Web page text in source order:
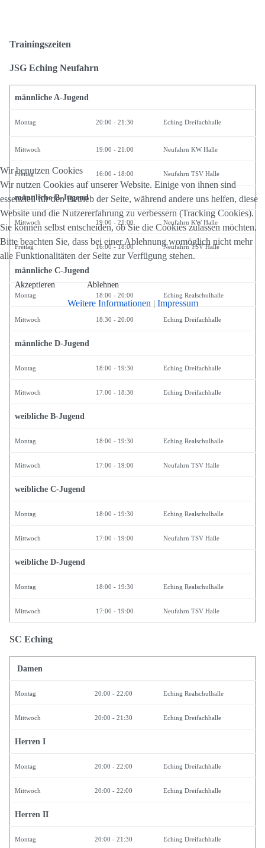
Trainingszeiten
JSG Eching Neufahrn
männliche A-Jugend
Montag 20:00 - 21:30 Eching Dreifachhalle
Mittwoch 19:00 - 21:00 Neufahrn KW Halle
Freitag 16:00 - 18:00 Neufahrn TSV Halle
männliche B-Jugend
Mittwoch 19:00 - 21:00 Neufahrn KW Halle
Freitag 16:00 - 18:00 Neufahrn TSV Halle
männliche C-Jugend
Montag 18:00 - 20:00 Eching Realschulhalle
Mittwoch 18:30 - 20:00 Eching Dreifachhalle
männliche D-Jugend
Montag 18:00 - 19:30 Eching Dreifachhalle
Mittwoch 17:00 - 18:30 Eching Dreifachhalle
weibliche B-Jugend
Montag 18:00 - 19:30 Eching Realschulhalle
Mittwoch 17:00 - 19:00 Neufahrn TSV Halle
weibliche C-Jugend
Montag 18:00 - 19:30 Eching Realschulhalle
Mittwoch 17:00 - 19:00 Neufahrn TSV Halle
weibliche D-Jugend
Montag 18:00 - 19:30 Eching Realschulhalle
Mittwoch 17:00 - 19:00 Neufahrn TSV Halle
SC Eching
Damen
Montag 20:00 - 22:00 Eching Realschulhalle
Mittwoch 20:00 - 21:30 Eching Dreifachhalle
Herren I
Montag 20:00 - 22:00 Eching Dreifachhalle
Mittwoch 20:00 - 22:00 Eching Dreifachhalle
Herren II
Montag 20:00 - 21:30 Eching Dreifachhalle
Wir benutzen Cookies
Wir nutzen Cookies auf unserer Website. Einige von ihnen sind
essenziell für den Betrieb der Seite, während andere uns helfen, diese
Website und die Nutzererfahrung zu verbessern (Tracking Cookies).
Sie können selbst entscheiden, ob Sie die Cookies zulassen möchten.
Bitte beachten Sie, dass bei einer Ablehnung womöglich nicht mehr
alle Funktionalitäten der Seite zur Verfügung stehen.
Akzeptieren Ablehnen
Weitere Informationen | Impressum